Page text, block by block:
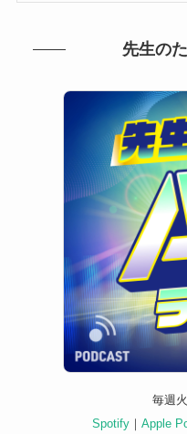
先生の
毎週
Spotify ｜ Apple